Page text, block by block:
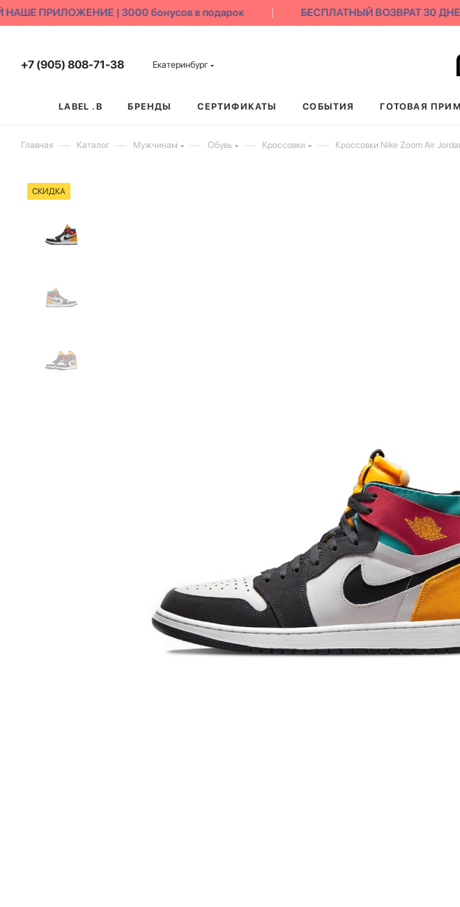
ПРИЛОЖЕНИЕ | 3000 бонусов в подарок БЕСПЛАТНЫЙ ВОЗВРАТ 30 ДНЕЙ
+7 (905) 808-71-38 Екатеринбург
LABEL .B БРЕНДЫ СЕРТИФИКАТЫ СОБЫТИЯ ГОТОВАЯ
Главная — Каталог — Мужчинам — Обувь — Кроссовки — Кроссовки Nike Zoom Air
СКИДКА